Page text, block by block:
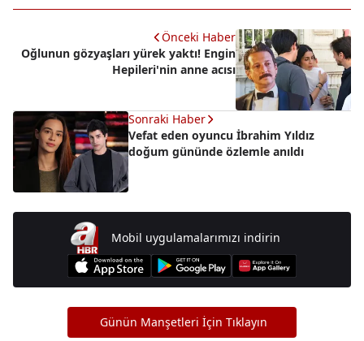
Önceki Haber
Oğlunun gözyaşları yürek yaktı! Engin
Hepileri'nin anne acısı
Sonraki Haber
Vefat eden oyuncu İbrahim Yıldız
doğum gününde özlemle anıldı
Mobil uygulamalarımızı indirin
Günün Manşetleri İçin Tıklayın